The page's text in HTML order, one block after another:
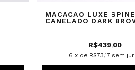
MACACAO LUXE SPINE
CANELADO DARK
R$439,00
6 x de R$73,17 sem